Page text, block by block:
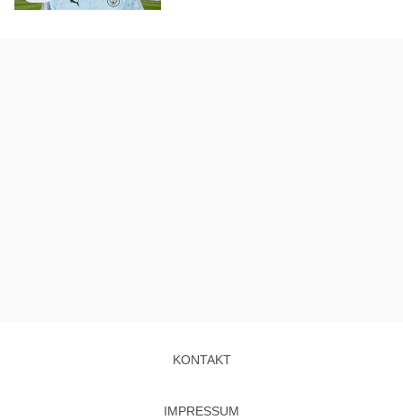
KONTAKT
IMPRESSUM